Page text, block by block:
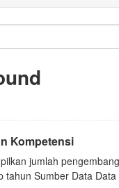
Kompetensi
jumlah
tahun Sumber Data